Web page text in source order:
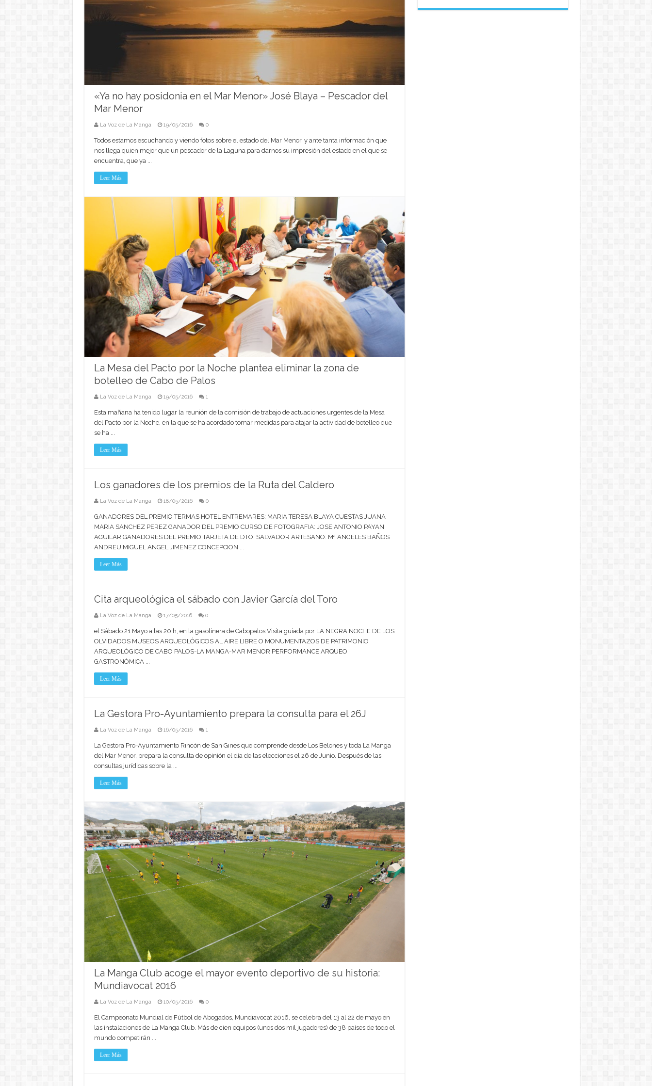
«Ya no hay posidonia en el Mar Menor» José Blaya – Pescador del
Mar Menor
La Voz de La Manga 19/05/2016 0
Todos estamos escuchando y viendo fotos sobre el estado del Mar Menor, y ante tanta información que
nos llega quien mejor que un pescador de la Laguna para darnos su impresión del estado en el que se
encuentra, que ya ...
Leer Más
La Mesa del Pacto por la Noche plantea eliminar la zona de
botelleo de Cabo de Palos
La Voz de La Manga 19/05/2016 1
Esta mañana ha tenido lugar la reunión de la comisión de trabajo de actuaciones urgentes de la Mesa
del Pacto por la Noche, en la que se ha acordado tomar medidas para atajar la actividad de botelleo que
se ha ...
Leer Más
Los ganadores de los premios de la Ruta del Caldero
La Voz de La Manga 18/05/2016 0
GANADORES DEL PREMIO TERMAS HOTEL ENTREMARES: MARIA TERESA BLAYA CUESTAS JUANA
MARIA SANCHEZ PEREZ GANADOR DEL PREMIO CURSO DE FOTOGRAFIA: JOSE ANTONIO PAYAN
AGUILAR GANADORES DEL PREMIO TARJETA DE DTO. SALVADOR ARTESANO: Mª ANGELES BAÑOS
ANDREU MIGUEL ANGEL JIMENEZ CONCEPCION ...
Leer Más
Cita arqueológica el sábado con Javier García del Toro
La Voz de La Manga 17/05/2016 0
el Sábado 21 Mayo a las 20 h, en la gasolinera de Cabopalos Visita guiada por LA NEGRA NOCHE DE LOS
OLVIDADOS MUSEOS ARQUEOLÓGICOS AL AIRE LIBRE O MONUMENTAZOS DE PATRIMONIO
ARQUEOLÓGICO DE CABO PALOS-LA MANGA-MAR MENOR PERFORMANCE ARQUEO
GASTRONÓMICA ...
Leer Más
La Gestora Pro-Ayuntamiento prepara la consulta para el 26J
La Voz de La Manga 16/05/2016 1
La Gestora Pro-Ayuntamiento Rincón de San Gines que comprende desde Los Belones y toda La Manga
del Mar Menor, prepara la consulta de opinión el día de las elecciones el 26 de Junio. Después de las
consultas jurídicas sobre la ...
Leer Más
La Manga Club acoge el mayor evento deportivo de su historia:
Mundiavocat 2016
La Voz de La Manga 10/05/2016 0
El Campeonato Mundial de Fútbol de Abogados, Mundiavocat 2016, se celebra del 13 al 22 de mayo en
las instalaciones de La Manga Club. Más de cien equipos (unos dos mil jugadores) de 38 países de todo el
mundo competirán ...
Leer Más